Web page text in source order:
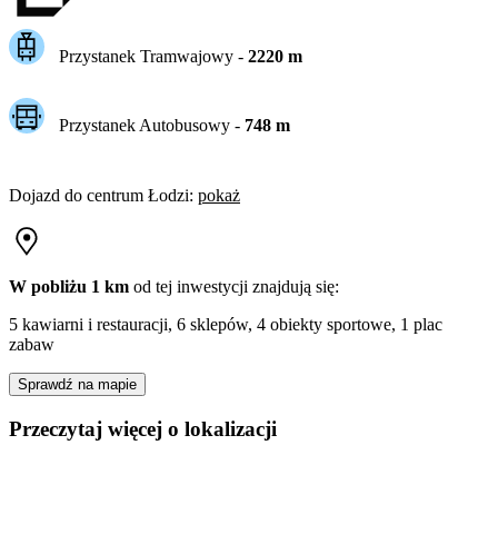
Przystanek Tramwajowy - 2220m
Przystanek Autobusowy - 748m
Dojazd do centrum Łodzi: pokaż
W pobliżu 1 km od tej inwestycji znajdują się:
5 kawiarni i restauracji, 6 sklepów, 4 obiekty sportowe, 1 plac
zabaw
Sprawdź na mapie
Przeczytaj więcej o lokalizacji